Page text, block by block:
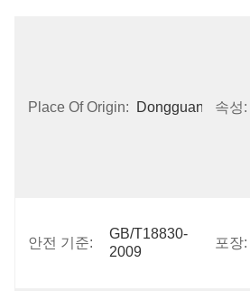
Place Of Origin: Dongguan 속성:
안전 기준:
GB/T18830-
2009
포장: